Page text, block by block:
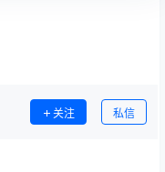
关注 私信